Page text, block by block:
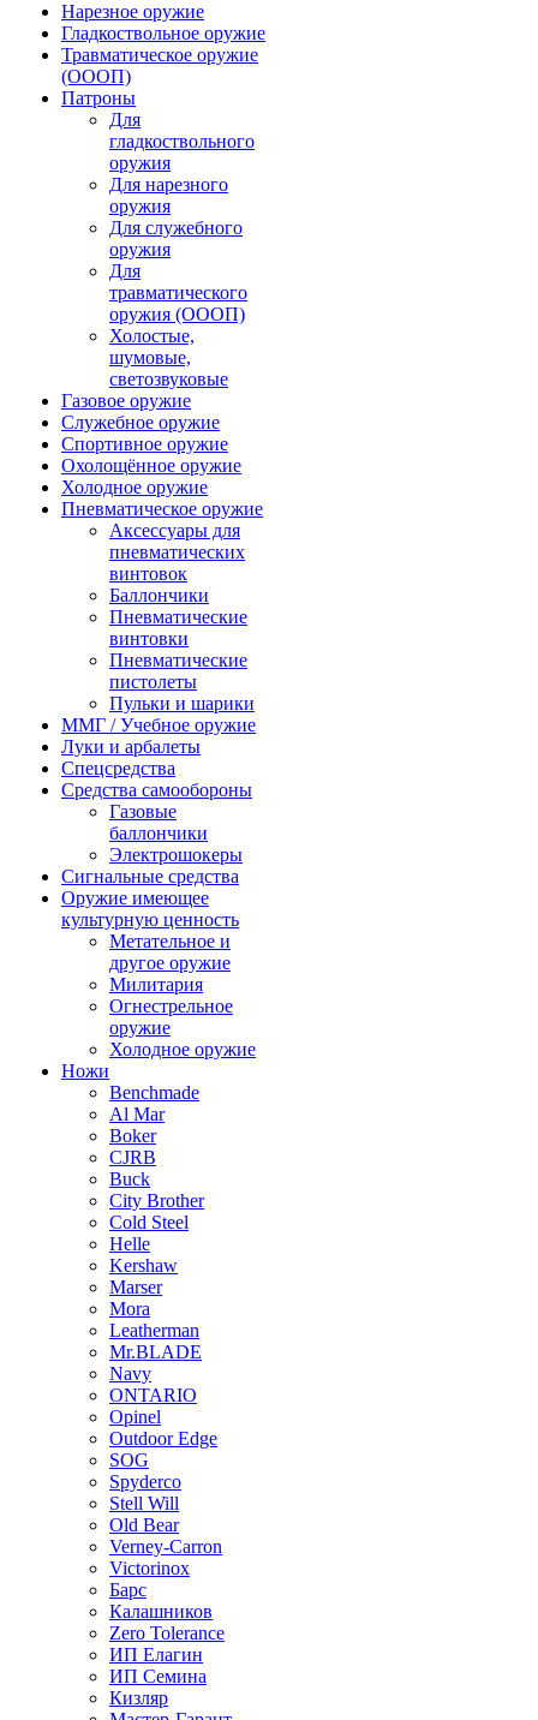
Нарезное оружие
Гладкоствольное оружие
Травматическое оружие
(ОООП)
Патроны
Для
гладкоствольного
оружия
Для нарезного
оружия
Для служебного
оружия
Для
травматического
оружия (ОООП)
Холостые,
шумовые,
светозвуковые
Газовое оружие
Служебное оружие
Спортивное оружие
Охолощённое оружие
Холодное оружие
Пневматическое оружие
Аксессуары для
пневматических
винтовок
Баллончики
Пневматические
винтовки
Пневматические
пистолеты
Пульки и шарики
ММГ / Учебное оружие
Луки и арбалеты
Спецсредства
Средства самообороны
Газовые
баллончики
Электрошокеры
Сигнальные средства
Оружие имеющее
культурную ценность
Метательное и
другое оружие
Милитария
Огнестрельное
оружие
Холодное оружие
Ножи
Benchmade
Al Mar
Boker
CJRB
Buck
City Brother
Cold Steel
Helle
Kershaw
Marser
Mora
Leatherman
Mr.BLADE
Navy
ONTARIO
Opinel
Outdoor Edge
SOG
Spyderco
Stell Will
Old Bear
Verney-Carron
Victorinox
Барс
Калашников
Zero Tolerance
ИП Елагин
ИП Семина
Кизляр